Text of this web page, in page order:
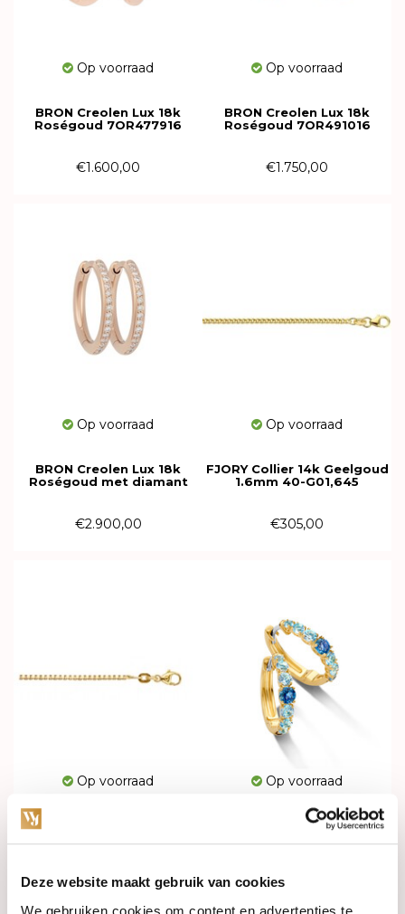
Deze website maakt gebruik van cookies
We gebruiken cookies om content en advertenties te
Op voorraad
BRON Creolen Lux 18k
Roségoud 7OR477916
€1.600,00
Op voorraad
BRON Creolen Lux 18k
Roségoud 7OR491016
€1.750,00
Op voorraad
BRON Creolen Lux 18k
Roségoud met diamant
€2.900,00
Op voorraad
FJORY Collier 14k Geelgoud
1.6mm 40-G01,645
€305,00
Op voorraad
Fjory Collier 14k geelgoud
€549,00
Op voorraad
Mrs. Janssen Creolen 14k
€825,00